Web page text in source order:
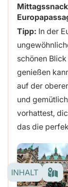
Tipp: In der
schönen
genießen
auf der
und
vorhattest,
das die
INHALT